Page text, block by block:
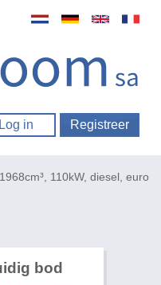
Log in Registreer
110kW, diesel, euro
bod